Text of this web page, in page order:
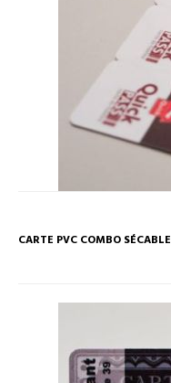
CARTE PVC COMBO SÉCABLE